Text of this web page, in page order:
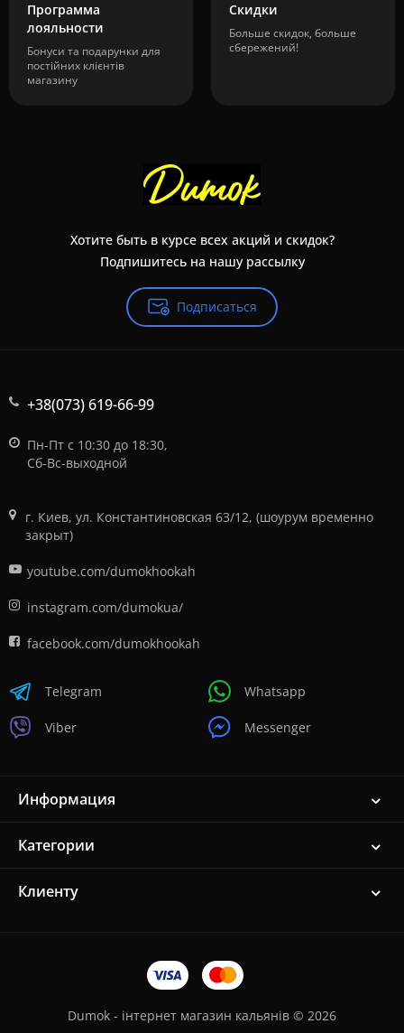
Программа
лояльности
Бонуси та подарунки для
постійних клієнтів
магазину
Скидки
Больше скидок, больше
сбережений!
Хотите быть в курсе всех акций и скидок?
Подпишитесь на нашу рассылку
Подписаться
+38(073) 619-66-99
Пн-Пт с 10:30 до 18:30,
Сб-Вс-выходной
г. Киев, ул. Константиновская 63/12, (шоурум временно
закрыт)
youtube.com/dumokhookah
instagram.com/dumokua/
facebook.com/dumokhookah
Telegram
Viber
Whatsapp
Messenger
Информация
Категории
Клиенту
Dumok - інтернет магазин кальянів © 2026